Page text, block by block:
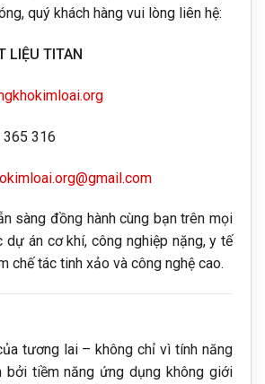
quý khách hàng vui lòng liên hệ:
LIỆU TITAN
316
sàng đồng hành cùng bạn trên mọi
dự án cơ khí, công nghiệp nặng, y tế
chế tác tinh xảo và công nghệ cao.
tương lai – không chỉ vì tính năng
tiềm năng ứng dụng không giới